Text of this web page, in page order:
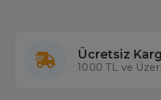
Ücretsiz
1000 TL ve